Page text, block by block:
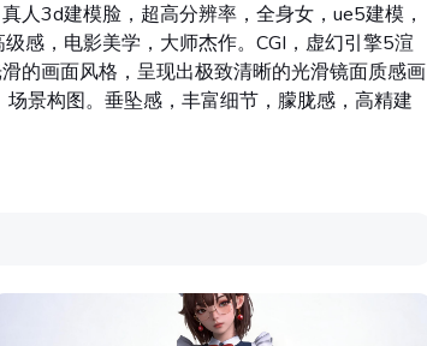
人3d建模脸，超高分辨率，全身女，ue5建模，
感，电影美学，大师杰作。CGI，虚幻引擎5渲
的画面风格，呈现出极致清晰的光滑镜面质感画
景构图。垂坠感，丰富细节，朦胧感，高精建